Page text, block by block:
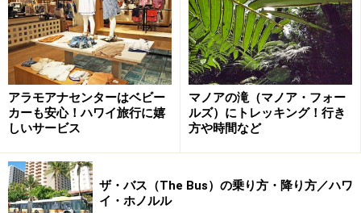
アラモアナのお土産11：サンド・ピープル
アラモアナのお土産12：ムーミンショップ ハワイ
アラモアナのお土産13：ウィリアムズ・ソノマ
アラモアナのお土産14：マーティン＆マッカーサー
アラモアナのお土産15：ハワイアン・キルト・コレクシ
ョン
アラモアナのお土産16：レイン・スプーナー
アラモアナのお土産17：カハラ
アラモアナのお土産18：レスポートサック
アラモアナセンターはベビー
カーも安心！ハワイ旅行に嬉
しいサービス
マノアの滝（マノア・フォー
ルズ）にトレッキング！行き
方や時間など
ザ・バス（The Bus）の乗り方・降り方／ハワ
イ・ホノルル